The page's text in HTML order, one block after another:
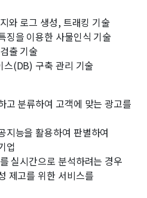
와 로그 생성, 트래킹 기술
징을 이용한 사물인식 기술
출 기술
스(DB) 구축 관리 기술
고 분류하여 고객에 맞는 광고를
지능을 활용하여 판별하여
업
실시간으로 분석하려는 경우
제고를 위한 서비스를